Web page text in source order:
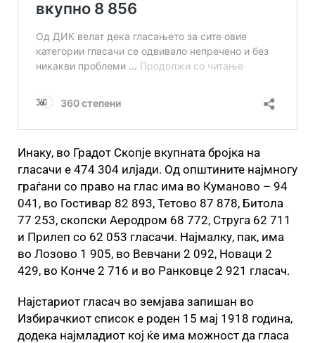
Инаку, во Градот Скопје вкупната бројка на
гласачи е 474 304 илјади. Од општините најмногу
граѓани со право на глас има во Куманово – 94
041, во Гостивар 82 893, Тетово 87 878, Битола
77 253, скопски Аеродром 68 772, Струга 62 711
и Прилеп со 62 053 гласачи. Најмалку, пак, има
во Лозово 1 905, во Вевчани 2 092, Новаци 2
429, во Конче 2 716 и во Ранковце 2 921 гласач.
Најстариот гласач во земјава запишан во
Избирачкиот список е роден 15 мај 1918 година,
додека најмладиот кој ќе има можност да гласа